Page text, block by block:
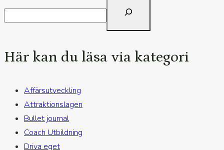
Här kan du läsa via kategori
Affärsutveckling
Attraktionslagen
Bullet journal
Coach Utbildning
Driva eget